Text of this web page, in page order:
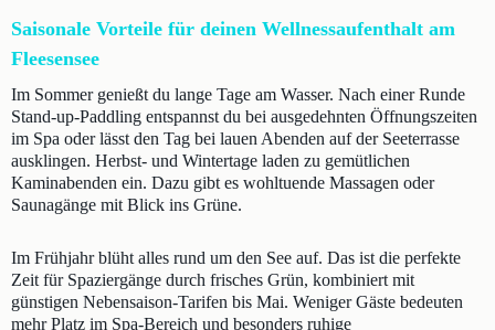
Saisonale Vorteile für deinen Wellnessaufenthalt am
Fleesensee
Im Sommer genießt du lange Tage am Wasser. Nach einer Runde
Stand-up-Paddling entspannst du bei ausgedehnten Öffnungszeiten
im Spa oder lässt den Tag bei lauen Abenden auf der Seeterrasse
ausklingen. Herbst- und Wintertage laden zu gemütlichen
Kaminabenden ein. Dazu gibt es wohltuende Massagen oder
Saunagänge mit Blick ins Grüne.
Im Frühjahr blüht alles rund um den See auf. Das ist die perfekte
Zeit für Spaziergänge durch frisches Grün, kombiniert mit
günstigen Nebensaison-Tarifen bis Mai. Weniger Gäste bedeuten
mehr Platz im Spa-Bereich und besonders ruhige